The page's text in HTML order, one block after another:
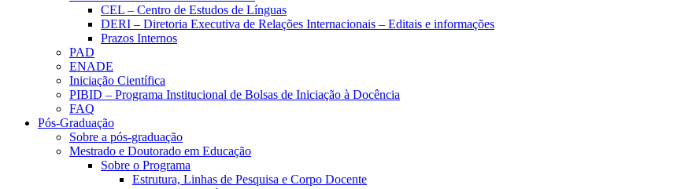
CEL – Centro de Estudos de Línguas
DERI – Diretoria Executiva de Relações Internacionais – Editais e informações
Prazos Internos
PAD
ENADE
Iniciação Científica
PIBID – Programa Institucional de Bolsas de Iniciação à Docência
FAQ
Pós-Graduação
Sobre a pós-graduação
Mestrado e Doutorado em Educação
Sobre o Programa
Estrutura, Linhas de Pesquisa e Corpo Docente